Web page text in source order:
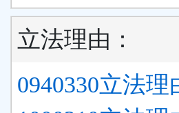
立法理由：
0940330立法理